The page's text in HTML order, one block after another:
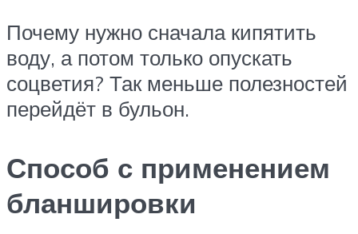
Почему нужно сначала кипятить
воду, а потом только опускать
соцветия? Так меньше полезностей
перейдёт в бульон.
Способ с применением
бланшировки